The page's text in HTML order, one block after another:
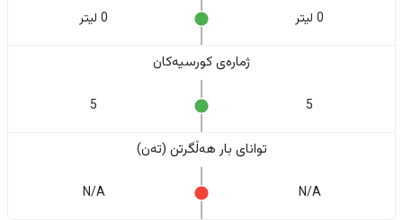
0 لیتر 0 لیتر
ژمارەی کورسیەکان
5
5
تواناى بار هەڵگرتن (تەن)
N/A
N/A